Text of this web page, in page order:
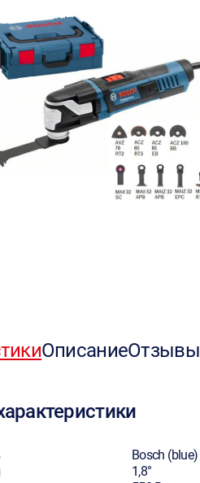
ОписаниеОтзывы
Bosch (blue)
1,8°